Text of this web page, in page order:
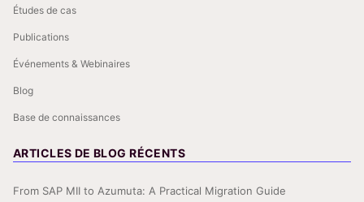
Études de cas
Publications
Événements & Webinaires
Blog
Base de connaissances
ARTICLES DE BLOG RÉCENTS
From SAP MII to Azumuta: A Practical Migration Guide